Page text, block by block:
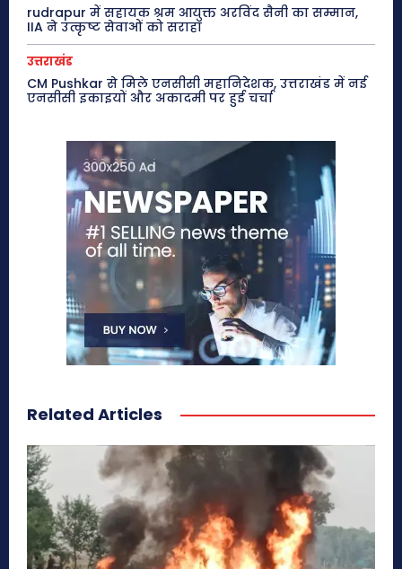
rudrapur में सहायक श्रम आयुक्त अरविंद सैनी का सम्मान,
IIA ने उत्कृष्ट सेवाओं को सराहा
उत्तराखंड
CM Pushkar से मिले एनसीसी महानिदेशक, उत्तराखंड में नई
एनसीसी इकाइयों और अकादमी पर हुई चर्चा
Related Articles